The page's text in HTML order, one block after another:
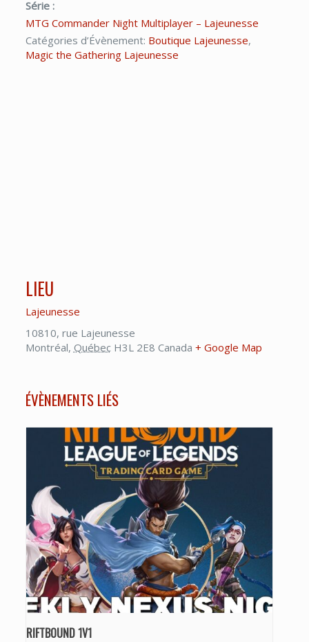
Série :
MTG Commander Night Multiplayer – Lajeunesse
Catégories d’Évènement: Boutique Lajeunesse,
Magic the Gathering Lajeunesse
LIEU
Lajeunesse
10810, rue Lajeunesse
Montréal, Québec H3L 2E8 Canada + Google Map
ÉVÈNEMENTS LIÉS
RIFTBOUND 1V1